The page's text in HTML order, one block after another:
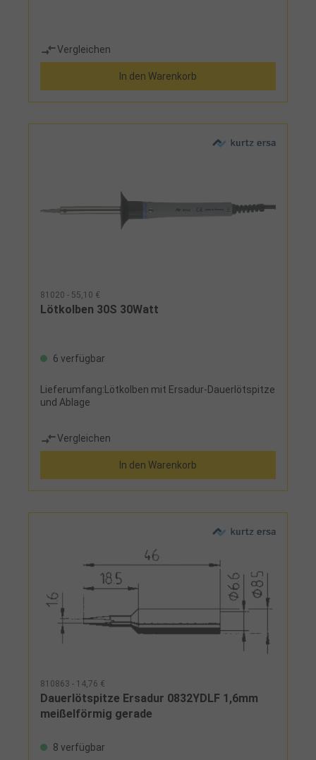
Vergleichen
In den Warenkorb
81020 - 55,10 €
Lötkolben 30S 30Watt
6 verfügbar
Lieferumfang:Lötkolben mit Ersadur-Dauerlötspitze
und Ablage
Vergleichen
In den Warenkorb
810863 - 14,76 €
Dauerlötspitze Ersadur 0832YDLF 1,6mm
meißelförmig gerade
8 verfügbar